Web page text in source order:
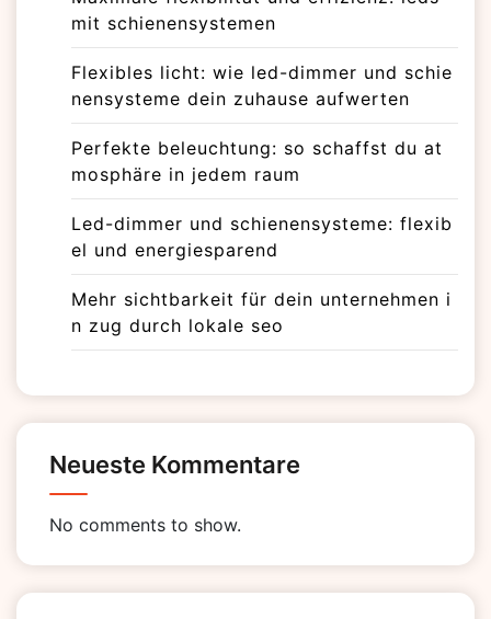
mit schienensystemen
Flexibles licht: wie led-dimmer und schie
nensysteme dein zuhause aufwerten
Perfekte beleuchtung: so schaffst du at
mosphäre in jedem raum
Led-dimmer und schienensysteme: flexib
el und energiesparend
Mehr sichtbarkeit für dein unternehmen i
n zug durch lokale seo
Neueste Kommentare
No comments to show.